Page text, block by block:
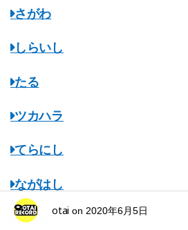
さがわ
しらいし
たる
ツカハラ
てらにし
ながはし
ナルセ
otai on 2020年6月5日